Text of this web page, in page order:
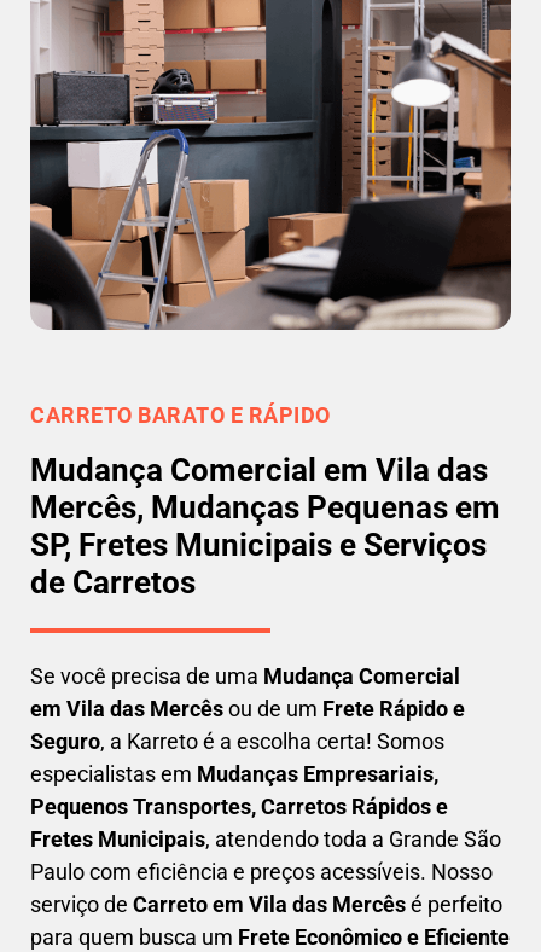
CARRETO BARATO E RÁPIDO
Mudança Comercial em Vila das
Mercês, Mudanças Pequenas em
SP, Fretes Municipais e Serviços
de Carretos
Se você precisa de uma Mudança Comercial
em Vila das Mercêsou de um Frete Rápido e
Seguro, a Karreto é a escolha certa! Somos
especialistas em Mudanças Empresariais,
Pequenos Transportes, Carretos Rápidos e
Fretes Municipais, atendendo toda a Grande São
Paulo com eficiência e preços acessíveis. Nosso
serviço de Carreto em Vila das Mercêsé perfeito
para quem busca um Frete Econômico e Eficiente